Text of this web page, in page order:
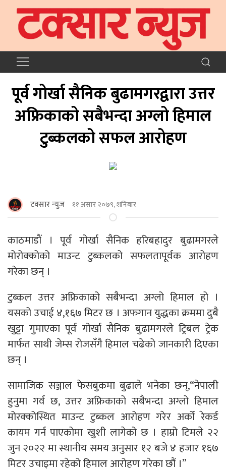
पूर्व गोर्खा सैनिक बुढामगरद्वारा उत्तर
अफ्रिकाको सबैभन्दा अग्लो हिमाल
टुब्कलको सफल आरोहण
टक्सार न्युज ११ असार २०७९, शनिबार
काठमाडाैं । पूर्व गोर्खा सैनिक हरिबहादुर बुढामगरले
मोरोक्कोको माउन्ट टुब्कलको सफलतापूर्वक आरोहण
गरेका छन् ।
टुब्कल उत्तर अफ्रिकाको सबैभन्दा अग्लो हिमाल हो ।
यसको उचाई ४,१६७ मिटर छ । अफगान युद्धका क्रममा दुबै
खुट्टा गुमाएका पूर्व गोर्खा सैनिक बुढामगरले ट्रिबल ट्रेक
मार्फत साथी जेम्स रोजसँगै हिमाल चढेको जानकारी दिएका
छन् ।
सामाजिक सञ्जाल फेसबुकमा बुढाले भनेका छन्,“नेपाली
हुनुमा गर्व छ, उत्तर अफ्रिकाको सबैभन्दा अग्लो हिमाल
मोरक्कोस्थित माउन्ट टुब्कल आरोहण गरेर अर्को रेकर्ड
कायम गर्न पाएकोमा खुशी लागेको छ । हाम्रो टिमले २२
जुन २०२२ मा स्थानीय समय अनुसार १२ बजे ४ हजार १६७
मिटर उचाइमा रहेको हिमाल आरोहण गरेका छौं ।”